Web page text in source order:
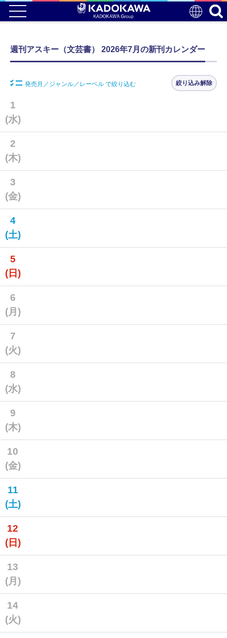
週刊アスキー（文芸書） 2026年7月の新刊カレンダー
発売月／ジャンル／レーベル で絞り込む 絞り込み解除
1
(水)
2
(木)
3
(金)
4
(土)
5
(日)
6
(月)
7
(火)
8
(水)
9
(木)
10
(金)
11
(土)
12
(日)
13
(月)
14
(火)